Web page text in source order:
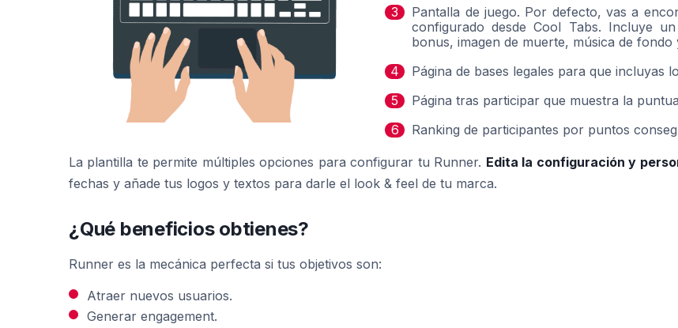
Pantalla de juego. Por defecto, vas a
configurado desde Cool Tabs. Incluye
bonus, imagen de muerte, música de fondo
Página de bases legales para que incluyas
Página tras participar que muestra la
Ranking de participantes por puntos
La plantilla te permite múltiples opciones para configurar tu Runner. Edita la configuración y
fechas y añade tus logos y textos para darle el look & feel de tu marca.
¿Qué beneficios obtienes?
Runner es la mecánica perfecta si tus objetivos son:
Atraer nuevos usuarios.
Generar engagement.